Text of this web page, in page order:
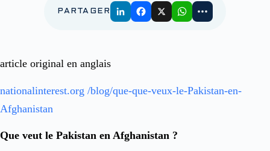
PARTAGER
article original en anglais
nationalinterest.org /blog/que-que-veux-le-Pakistan-en-
Afghanistan
Que veut le Pakistan en Afghanistan ?